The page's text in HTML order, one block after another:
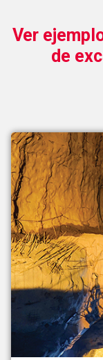
Ver
de